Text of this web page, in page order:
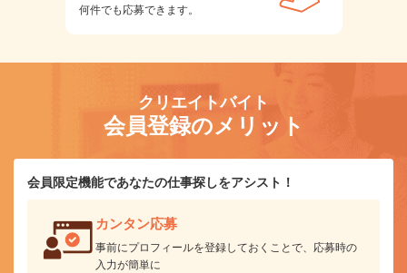
何件でも応募できます。
クリエイトバイト
会員登録のメリット
会員限定機能であなたの仕事探しをアシスト！
カンタン応募
事前にプロフィールを登録しておくことで、応募時の
入力が簡単に